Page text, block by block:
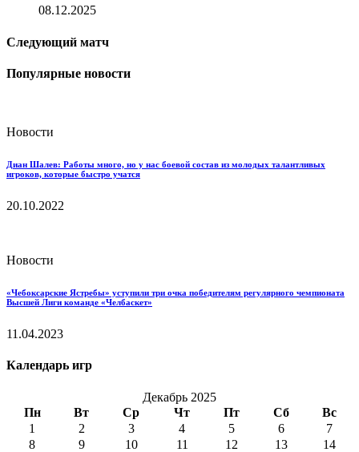
08.12.2025
Следующий матч
Популярные новости
Новости
Диан Шалев: Работы много, но у нас боевой состав из молодых талантливых
игроков, которые быстро учатся
20.10.2022
Новости
«Чебоксарские Ястребы» уступили три очка победителям регулярного чемпионата
Высшей Лиги команде «Челбаскет»
11.04.2023
Календарь игр
Декабрь 2025
Пн
Вт Ср Чт Пт Сб Вс
1 2 3 4 5 6
7
8
9 10 11 12 13
14